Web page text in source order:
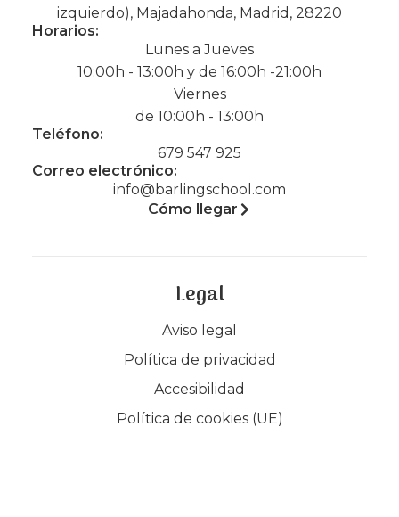
izquierdo), Majadahonda, Madrid, 28220
Horarios:
Lunes a Jueves
10:00h - 13:00h y de 16:00h -21:00h
Viernes
de 10:00h - 13:00h
Teléfono:
679 547 925
Correo electrónico:
info@barlingschool.com
Cómo llegar
Legal
Aviso legal
Política de privacidad
Accesibilidad
Política de cookies (UE)